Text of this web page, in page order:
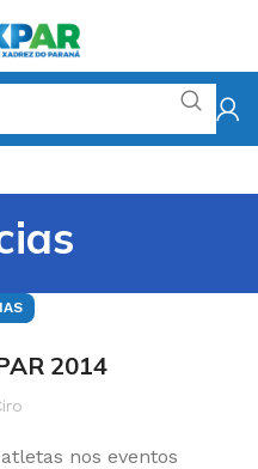
2014
nos eventos